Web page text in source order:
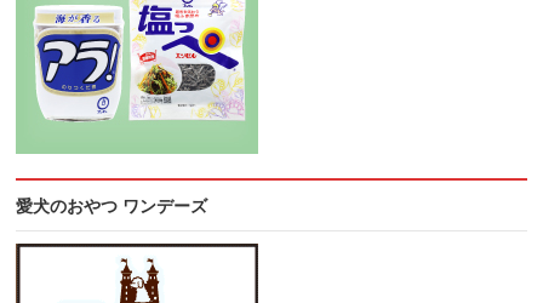
愛犬のおやつ ワンデーズ